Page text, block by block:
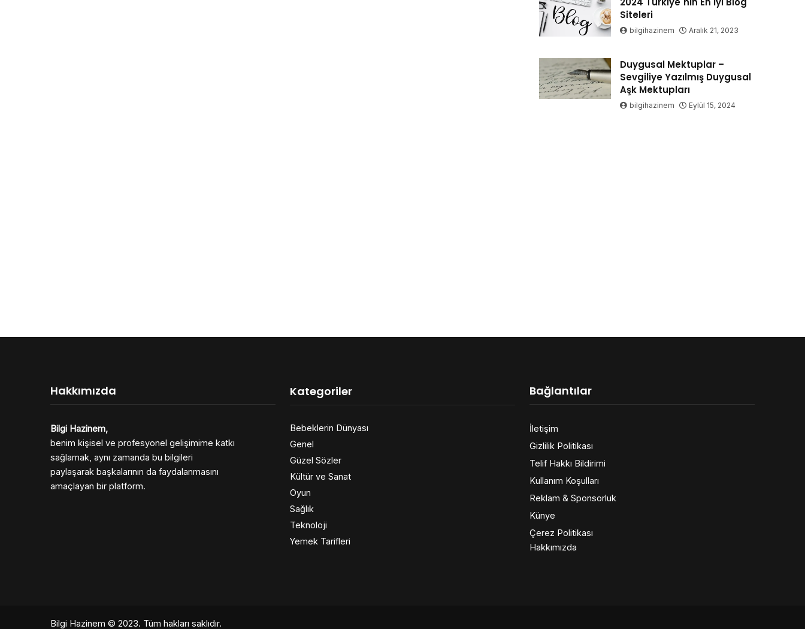
Siteleri
bilgihazinem Aralık 21, 2023
Duygusal Mektuplar –
Sevgiliye Yazılmış Duygusal
Aşk Mektupları
bilgihazinem Eylül 15, 2024
Hakkımızda
Bilgi Hazinem,
benim kişisel ve profesyonel gelişimime katkı
sağlamak, aynı zamanda bu bilgileri
paylaşarak başkalarının da faydalanmasını
amaçlayan bir platform.
Kategoriler
Bebeklerin Dünyası
Genel
Güzel Sözler
Kültür ve Sanat
Oyun
Sağlık
Teknoloji
Yemek Tarifleri
Bağlantılar
İletişim
Gizlilik Politikası
Telif Hakkı Bildirimi
Kullanım Koşulları
Reklam & Sponsorluk
Künye
Çerez Politikası
Hakkımızda
Bilgi Hazinem © 2023. Tüm hakları saklıdır.